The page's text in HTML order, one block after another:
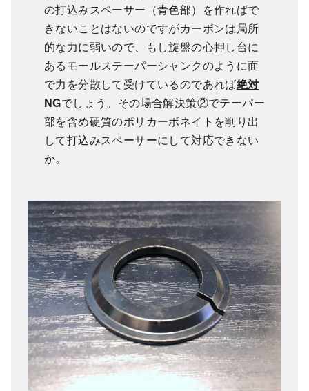
の打込みスペーサー（青色部）を作ればで
きないことはないのですがカーボンは局所
的な力に弱いので、もし旋盤の心押し台に
あるモールステーパーシャンクのように面
で力を分散して受けているのであれば絶対
NGでしょう。その場合解決策②でテーパー
部を含め硬質のポリカーボネイトを削り出
して打込みスペーサーにして対応できない
か。